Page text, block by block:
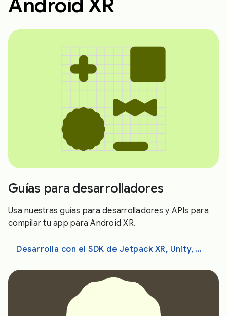
Guías para desarrolladores
Usa nuestras guías para desarrolladores y APIs para
compilar tu app para Android XR.
Desarrolla con el SDK de Jetpack XR, Unity, OpenXR o WebXR